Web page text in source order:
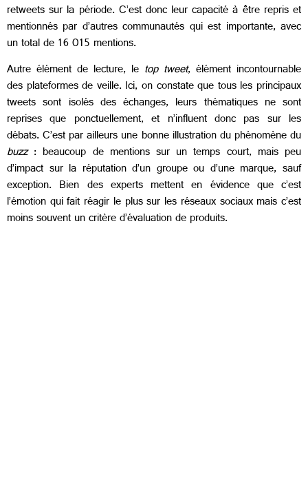
retweets sur la période. C’est donc leur capacité à être repris et
mentionnés par d’autres communautés qui est importante, avec
un total de 16 015 mentions.
Autre élément de lecture, le top tweet, élément incontournable
des plateformes de veille. Ici, on constate que tous les principaux
tweets sont isolés des échanges, leurs thématiques ne sont
reprises que ponctuellement, et n’influent donc pas sur les
débats. C’est par ailleurs une bonne illustration du phénomène du
buzz: beaucoup de mentions sur un temps court, mais peu
d’impact sur la réputation d’un groupe ou d’une marque, sauf
exception. Bien des experts mettent en évidence que c’est
l’émotion qui fait réagir le plus sur les réseaux sociaux mais c’est
moins souvent un critère d’évaluation de produits.